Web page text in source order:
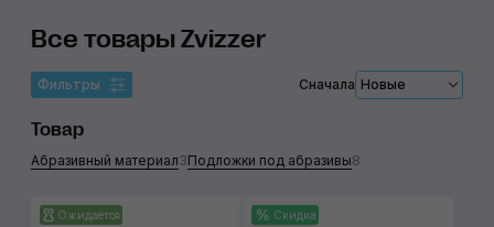
Все товары Zvizzer
Фильтры Сначала Новые
Товар
Абразивный материал3Подложки под абразивы8
Ожидается
Скидка